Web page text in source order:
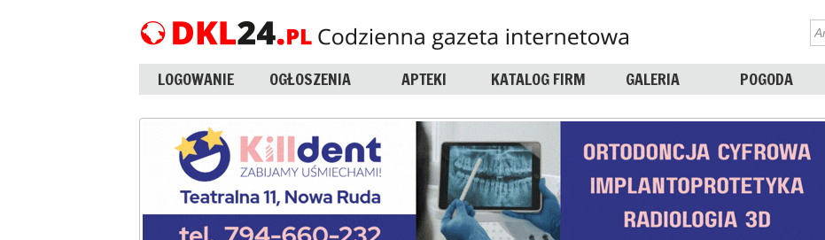
LOGOWANIE OGŁOSZENIA APTEKI KATALOG FIRM GALERIA POGODA